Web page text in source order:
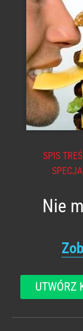
SPIS
Nie
UTWÓRZ